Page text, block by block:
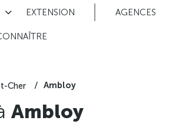
EXTENSION AGENCES
Cher Ambloy
Ambloy